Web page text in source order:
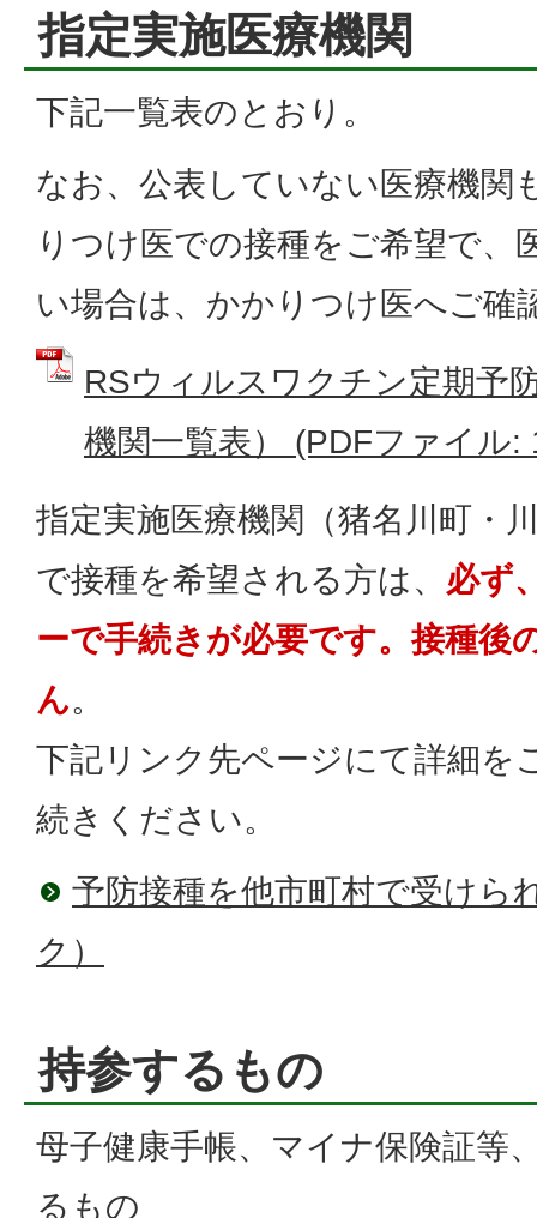
指定実施医療機関
下記一覧表のとおり。
なお、公表していない医療機関
りつけ医での接種をご希望で、
い場合は、かかりつけ医へご確
RSウィルスワクチン定期予
機関一覧表） (PDFファイル:
指定実施医療機関（猪名川町・
で接種を希望される方は、 必ず
ーで手続きが必要です。接種後
ん。
下記リンク先ページにて詳細を
続きください。
予防接種を他市町村で受けら
ク）
持参するもの
母子健康手帳、マイナ保険証等
るもの